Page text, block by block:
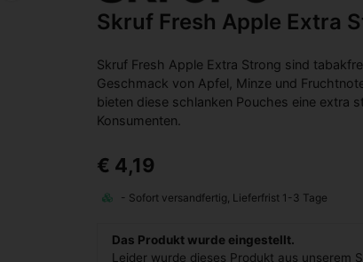
Skruf Fresh Apple Extra
Skruf Fresh Apple Extra Strong sind
Geschmack von Apfel, Minze und
bieten diese schlanken Pouches eine extra
Konsumenten.
€ 4,19
Das Produkt wurde eingestellt.
Leider wurde dieses Produkt aus unserem